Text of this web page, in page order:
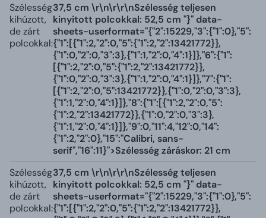
Szélesség
kihúzott,
de zárt
polcokkal:
37,5 cm \r\n\r\r\nSzélesség teljesen
kinyitott polcokkal: 52,5 cm "}" data-
sheets-userformat="{"2":15229,"3":{"1":0},"5":
{"1":[{"1":2,"2":0,"5":{"1":2,"2":13421772}},
{"1":0,"2":0,"3":3},{"1":1,"2":0,"4":1}]},"6":{"1":
[{"1":2,"2":0,"5":{"1":2,"2":13421772}},
{"1":0,"2":0,"3":3},{"1":1,"2":0,"4":1}]},"7":{"1":
[{"1":2,"2":0,"5":13421772}},{"1":0,"2":0,"3":3},
{"1":1,"2":0,"4":1}]},"8":{"1":[{"1":2,"2":0,"5":
{"1":2,"2":13421772}},{"1":0,"2":0,"3":3},
{"1":1,"2":0,"4":1}]},"9":0,"11":4,"12":0,"14":
{"1":2,"2":0},"15":"Calibri, sans-
serif","16":11}">Szélesség záráskor: 21 cm
Szélesség
kihúzott,
de zárt
polcokkal:
37,5 cm \r\n\r\r\nSzélesség teljesen
kinyitott polcokkal: 52,5 cm "}" data-
sheets-userformat="{"2":15229,"3":{"1":0},"5":
{"1":[{"1":2,"2":0,"5":{"1":2,"2":13421772}},